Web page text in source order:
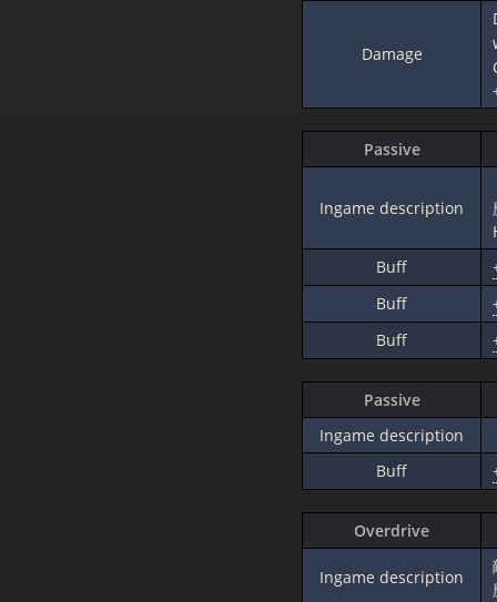
Damage
Passive
Ingame description
Buff
Buff
Buff
Passive
Ingame description
Buff
Overdrive
Ingame description